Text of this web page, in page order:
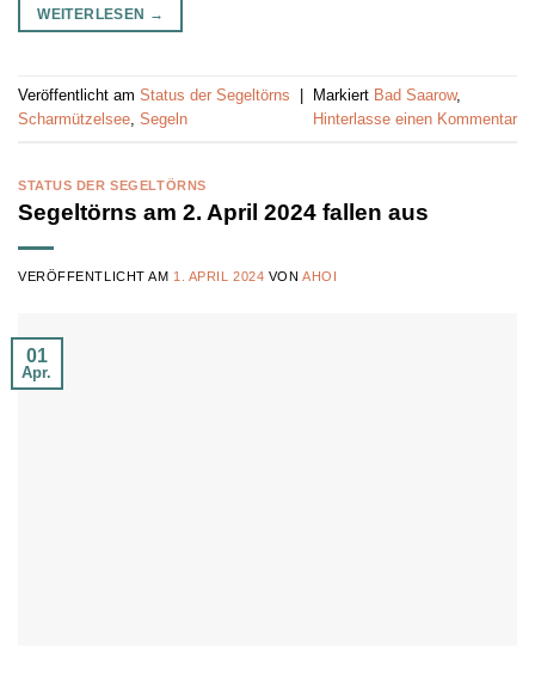
WEITERLESEN →
Veröffentlicht am Status der Segeltörns Markiert Bad Saarow,
Scharmützelsee Segeln Hinterlasse einen Kommentar
STATUS DER SEGELTÖRNS
Segeltörns am 2. April 2024 fallen aus
VERÖFFENTLICHT AM 1. APRIL 2024 VONAHOI
01
Apr.